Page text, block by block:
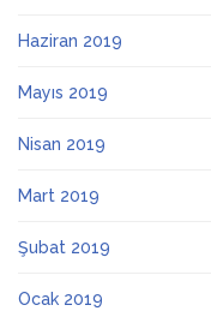
Haziran 2019
Mayıs 2019
Nisan 2019
Mart 2019
Şubat 2019
Ocak 2019